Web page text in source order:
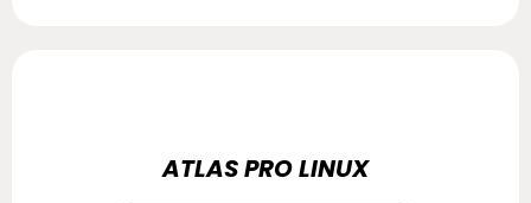
ATLAS PRO LINUX